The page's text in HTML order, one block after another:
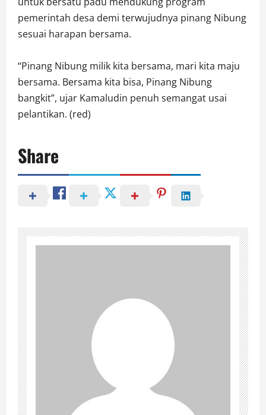
pemerintah desa demi terwujudnya pinang Nibung
sesuai harapan bersama.
“Pinang Nibung milik kita bersama, mari kita maju
bersama. Bersama kita bisa, Pinang Nibung
bangkit”, ujar Kamaludin penuh semangat usai
pelantikan. (red)
Share